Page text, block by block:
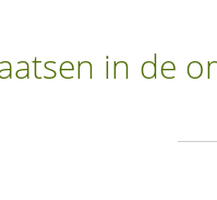
in de